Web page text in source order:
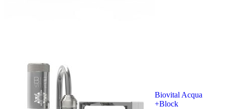
Biovital Acqua
+Block